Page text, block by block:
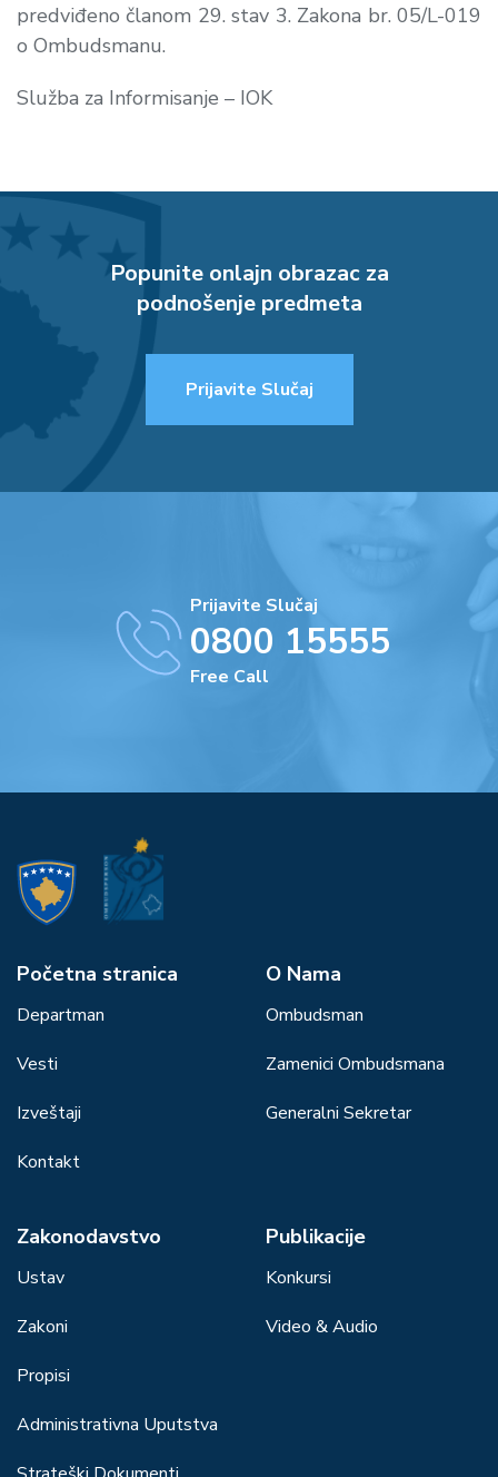
predviđeno članom 29. stav 3. Zakona br. 05/L-019
o Ombudsmanu.
Služba za Informisanje – IOK
Popunite onlajn obrazac za
podnošenje predmeta
Prijavite Slučaj
Prijavite Slučaj
0800 15555
Free Call
Početna stranica
Departman
Vesti
Izveštaji
Kontakt
О Nama
Ombudsman
Zamenici Ombudsmana
Generalni Sekretar
Zakonodavstvo
Ustav
Zakoni
Propisi
Administrativna Uputstva
Publikacije
Konkursi
Video & Audio